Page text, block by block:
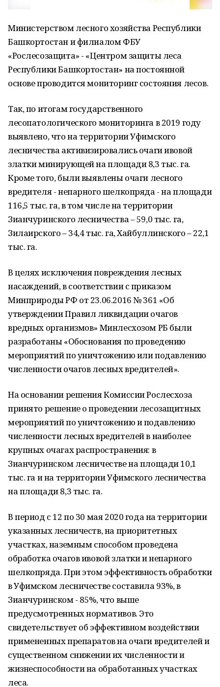
Министерством лесного хозяйства Республики
Башкортостан и филиалом ФБУ
«Рослесозащита» - «Центром защиты леса
Республики Башкортостан» на постоянной
основе проводится мониторинг состояния лесов.
Так, по итогам государственного
лесопатологического мониторинга в 2019 году
выявлено, что на территории Уфимского
лесничества активизировались очаги ивовой
златки минирующей на площади 8,3 тыс. га.
Кроме того, были выявлены очаги лесного
вредителя - непарного шелкопряда - на площади
116,5 тыс. га, в том числе на территории
Зианчуринского лесничества – 59,0 тыс. га,
Зилаирского – 34,4 тыс. га, Хайбуллинского – 22,1
тыс. га.
В целях исключения повреждения лесных
насаждений, в соответствии с приказом
Минприроды РФ от 23.06.2016 № 361 «Об
утверждении Правил ликвидации очагов
вредных организмов» Минлесхозом РБ были
разработаны «Обоснования по проведению
мероприятий по уничтожению или подавлению
численности очагов лесных вредителей».
На основании решения Комиссии Рослесхоза
принято решение о проведении лесозащитных
мероприятий по уничтожению и подавлению
численности лесных вредителей в наиболее
крупных очагах распространения: в
Зианчуринском лесничестве на площади 10,1
тыс. га и на территории Уфимского лесничества
на площади 8,3 тыс. га.
В период с 12 по 30 мая 2020 года на территории
указанных лесничеств, на приоритетных
участках, наземным способом проведена
обработка очагов ивовой златки и непарного
шелкопряда. При этом эффективность обработки
в Уфимском лесничестве составила 93%, в
Зианчуринском - 85%, что выше
предусмотренных нормативов. Это
свидетельствует об эффективном воздействии
примененных препаратов на очаги вредителей и
существенном снижении их численности и
жизнеспособности на обработанных участках
леса.